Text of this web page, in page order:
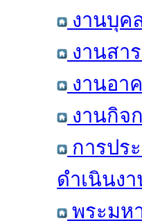
งานบุค
งานสา
งานอา
งานกิจ
การปร
ดำเนินง
พระมห